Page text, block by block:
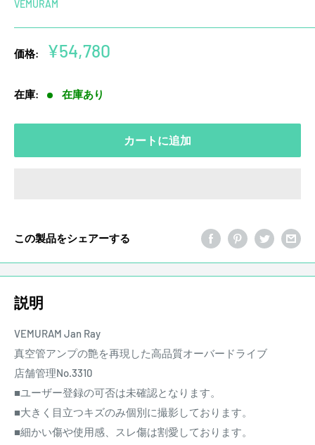
VEMURAM
価格:
販
価
格
¥54,780
在庫: 在庫あり
カートに追加
この製品をシェアーする
説明
VEMURAM Jan Ray
真空管アンプの艶を再現した高品質オーバードライブ
店舗管理No.3310
■ユーザー登録の可否は未確認となります。
■大きく目立つキズのみ個別に撮影しております。
■細かい傷や使用感、スレ傷は割愛しております。